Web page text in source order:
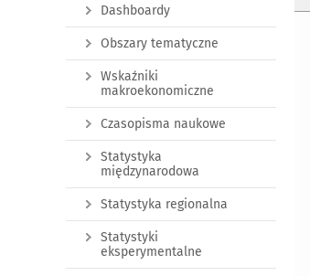
Dashboardy
Obszary tematyczne
Wskaźniki
makroekonomiczne
Czasopisma naukowe
Statystyka
międzynarodowa
Statystyka regionalna
Statystyki
eksperymentalne